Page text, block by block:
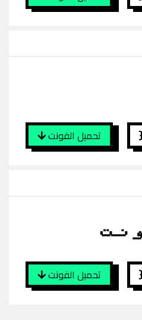
تحميل الفونت
تحميل الفونت